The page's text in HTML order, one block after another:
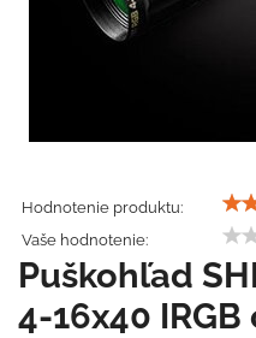
Hodnotenie produktu:
Vaše hodnotenie:
Puškohľad
4-16x40